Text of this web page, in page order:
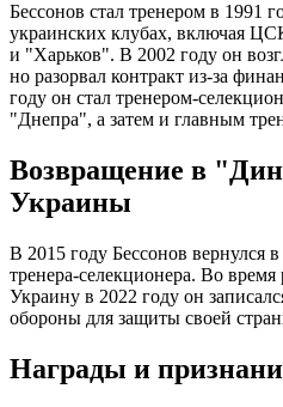
Бессонов стал тренером в 1991
украинских клубах, включая
и "Харьков". В 2002 году он
но разорвал контракт из-за
году он стал тренером-
"Днепра", а затем и главным
Возвращение в
Украины
В 2015 году Бессонов вернулся
тренера-селекционера. Во
Украину в 2022 году он
обороны для защиты своей
Награды и